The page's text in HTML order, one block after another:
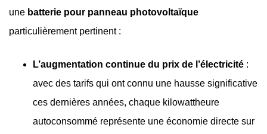
une batterie pour panneau photovoltaïque
particulièrement pertinent :
L’augmentation continue du prix de l’électricité :
avec des tarifs qui ont connu une hausse significative
ces dernières années, chaque kilowattheure
autoconsommé représente une économie directe sur